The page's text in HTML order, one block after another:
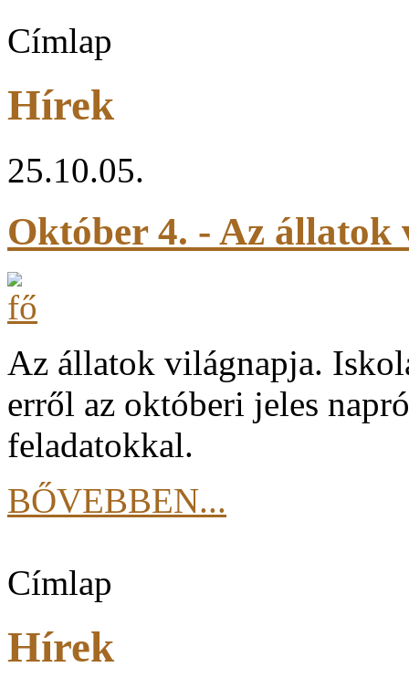
Címlap
Hírek
25.10.05.
Október 4. - Az állatok
Az állatok világnapja.
erről az októberi jeles
feladatokkal.
BŐVEBBEN...
Címlap
Hírek